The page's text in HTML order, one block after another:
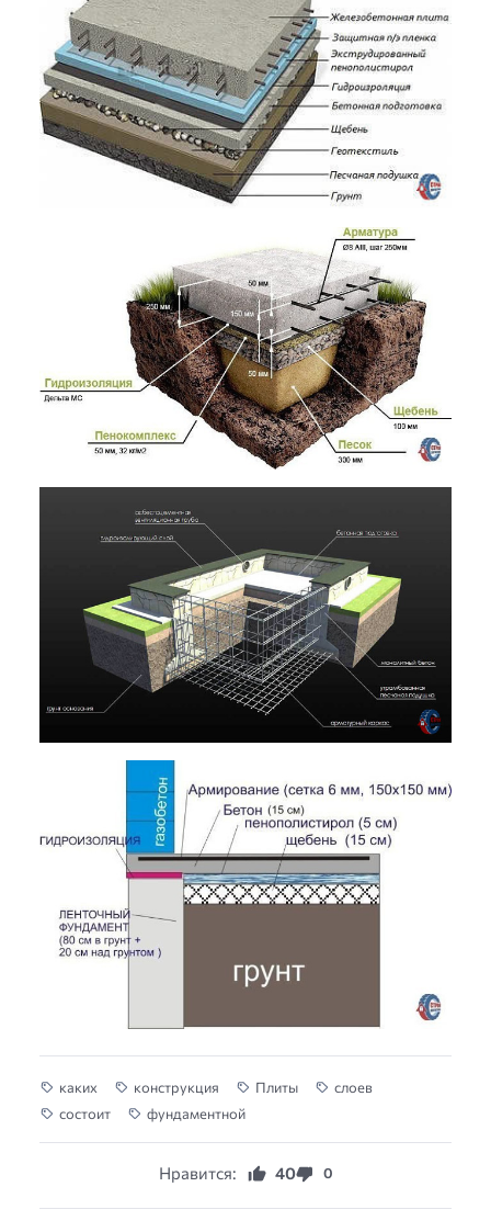
каких конструкция Плиты
слоев
состоит
фундаментной
Нравится: 40 0